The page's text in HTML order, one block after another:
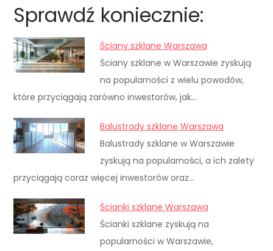
Sprawdź koniecznie:
Ściany szklane Warszawa
Ściany szklane w Warszawie zyskują
na popularności z wielu powodów,
które przyciągają zarówno inwestorów, jak…
Balustrady szklane Warszawa
Balustrady szklane w Warszawie
zyskują na popularności, a ich zalety
przyciągają coraz więcej inwestorów oraz…
Ścianki szklane Warszawa
Ścianki szklane zyskują na
popularności w Warszawie,